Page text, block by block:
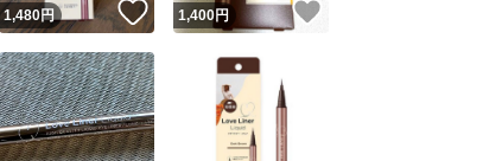
ね！
1,480円 いいね！
1,400円